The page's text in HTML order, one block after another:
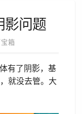
问题
箱
有了阴影，基
就没去管。大